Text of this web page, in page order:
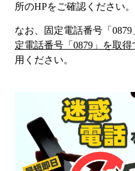
所のHPをご確認ください。
なお、固定電話番号「 0879
定電話番号「 0879 」を取
用ください。